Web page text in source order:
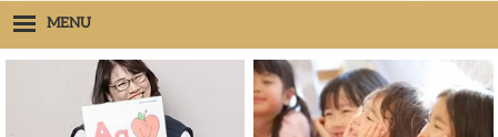
MENU
Heartの想い HOPE
クラス紹介 CLASS